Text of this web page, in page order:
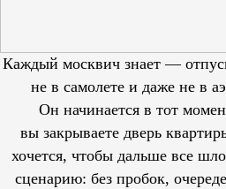
Каждый москвич знает —
не в самолете и даже не в
Он начинается в тот
вы закрываете дверь
хочется, чтобы дальше все
сценарию: без пробок,